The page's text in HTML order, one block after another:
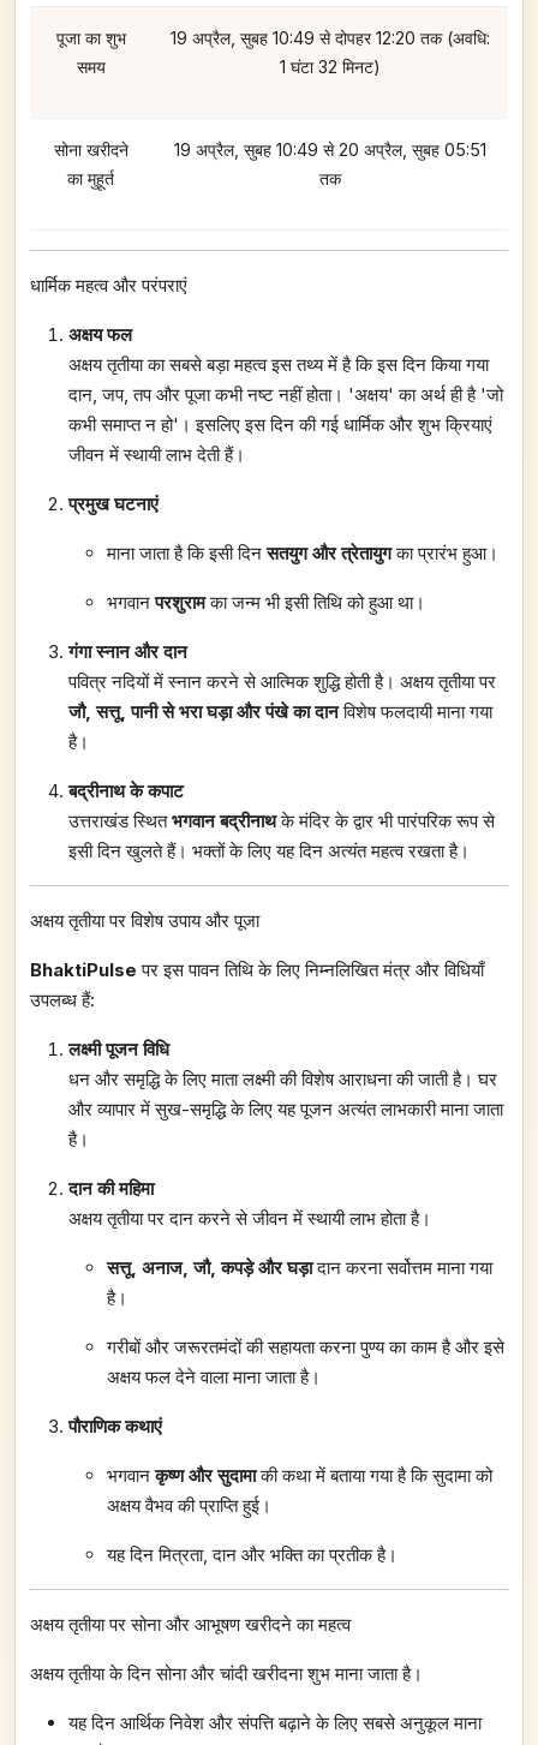
पूजा का शुभ
समय
19 अप्रैल, सुबह 10:49 से दोपहर 12:20 तक (अवधि:
1 घंटा 32 मिनट)
सोना खरीदने
का मुहूर्त
19 अप्रैल, सुबह 10:49 से 20 अप्रैल, सुबह 05:51
तक
धार्मिक महत्व और परंपराएं
अक्षय फल
अक्षय तृतीया का सबसे बड़ा महत्व इस तथ्य में है कि इस दिन किया गया
दान, जप, तप और पूजा कभी नष्ट नहीं होता। 'अक्षय' का अर्थ ही है 'जो
कभी समाप्त न हो'। इसलिए इस दिन की गई धार्मिक और शुभ क्रियाएं
जीवन में स्थायी लाभ देती हैं।
प्रमुख घटनाएं
माना जाता है कि इसी दिनसतयुग और त्रेतायुगका प्रारंभ हुआ।
भगवानपरशुरामका जन्म भी इसी तिथि को हुआ था।
गंगा स्नान और दान
पवित्र नदियों में स्नान करने से आत्मिक शुद्धि होती है। अक्षय तृतीया पर
जौ, सत्तू, पानी से भरा घड़ा और पंखे का दानविशेष फलदायी माना गया
है।
बद्रीनाथ के कपाट
उत्तराखंड स्थितभगवान बद्रीनाथके मंदिर के द्वार भी पारंपरिक रूप से
इसी दिन खुलते हैं। भक्तों के लिए यह दिन अत्यंत महत्व रखता है।
अक्षय तृतीया पर विशेष उपाय और पूजा
BhaktiPulse पर इस पावन तिथि के लिए निम्नलिखित मंत्र और विधियाँ
उपलब्ध हैं:
लक्ष्मी पूजन विधि
धन और समृद्धि के लिए माता लक्ष्मी की विशेष आराधना की जाती है। घर
और व्यापार में सुख-समृद्धि के लिए यह पूजन अत्यंत लाभकारी माना जाता
है।
दान की महिमा
अक्षय तृतीया पर दान करने से जीवन में स्थायी लाभ होता है।
सत्तू, अनाज, जौ, कपड़े और घड़ादान करना सर्वोत्तम माना गया
है।
गरीबों और जरूरतमंदों की सहायता करना पुण्य का काम है और इसे
अक्षय फल देने वाला माना जाता है।
पौराणिक कथाएं
भगवानकृष्ण और सुदामाकी कथा में बताया गया है कि सुदामा को
अक्षय वैभव की प्राप्ति हुई।
यह दिन मित्रता, दान और भक्ति का प्रतीक है।
अक्षय तृतीया पर सोना और आभूषण खरीदने का महत्व
अक्षय तृतीया के दिन सोना और चांदी खरीदना शुभ माना जाता है।
यह दिन आर्थिक निवेश और संपत्ति बढ़ाने के लिए सबसे अनुकूल माना